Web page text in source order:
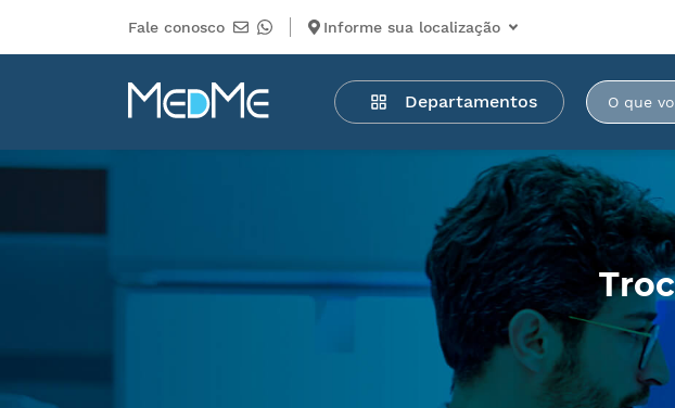
Fale conosco Informe sua localização
Departamentos
Departamentos
Medicamentos
Higiene
pessoal
Mercearia